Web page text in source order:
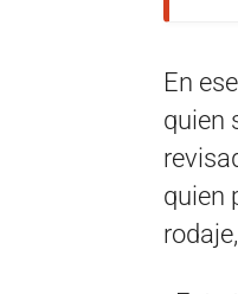
En
quien
quien